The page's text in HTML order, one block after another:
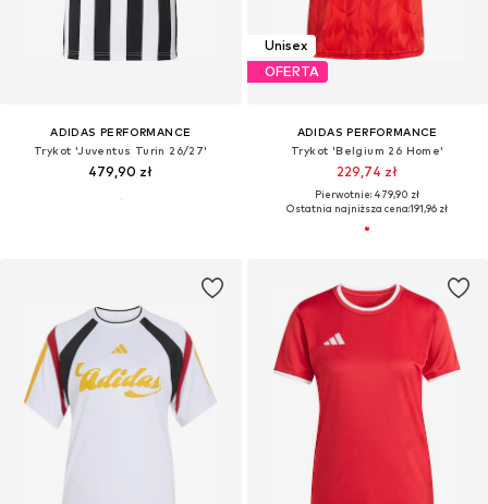
ADIDAS PERFORMANCE
Trykot 'Juventus Turin 26/27'
479,90 zł
Unisex
OFERTA
ADIDAS PERFORMANCE
Trykot 'Belgium 26 Home'
229,74 zł
Pierwotnie: 479,90 zł
Ostatnia najniższa cena:191,96 zł